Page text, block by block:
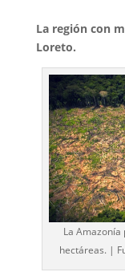
La región con
Loreto.
La Amazonía
hectáreas. |